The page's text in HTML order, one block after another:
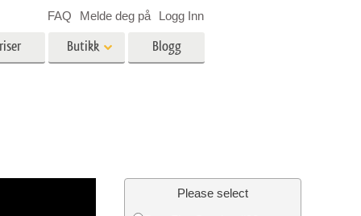
Butikk Blogg
FAQ Melde deg på Logg Inn
Please select